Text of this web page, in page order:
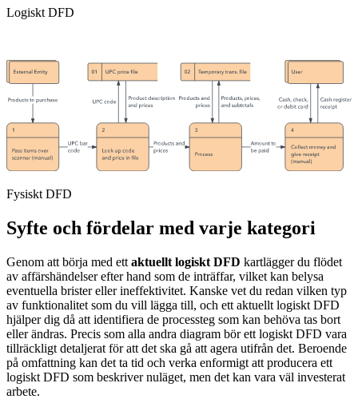
Logiskt DFD
Fysiskt DFD
Syfte och fördelar med varje kategori
Genom att börja med ett aktuellt logiskt DFD kartlägger du flödet
av affärshändelser efter hand som de inträffar, vilket kan belysa
eventuella brister eller ineffektivitet. Kanske vet du redan vilken typ
av funktionalitet som du vill lägga till, och ett aktuellt logiskt DFD
hjälper dig då att identifiera de processteg som kan behöva tas bort
eller ändras. Precis som alla andra diagram bör ett logiskt DFD vara
tillräckligt detaljerat för att det ska gå att agera utifrån det. Beroende
på omfattning kan det ta tid och verka enformigt att producera ett
logiskt DFD som beskriver nuläget, men det kan vara väl investerat
arbete.